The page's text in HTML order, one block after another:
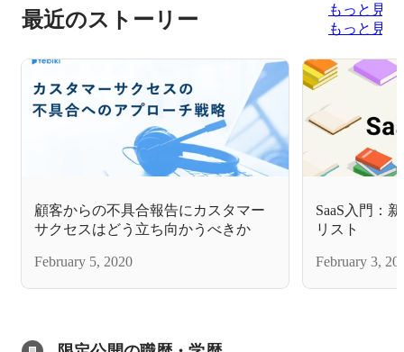
最近のストーリー
もっと見る
もっと見る
顧客からの不具合報告にカスタマー
サクセスはどう立ち向かうべきか
February 5, 2020
SaaS入門：
リスト
February 3,